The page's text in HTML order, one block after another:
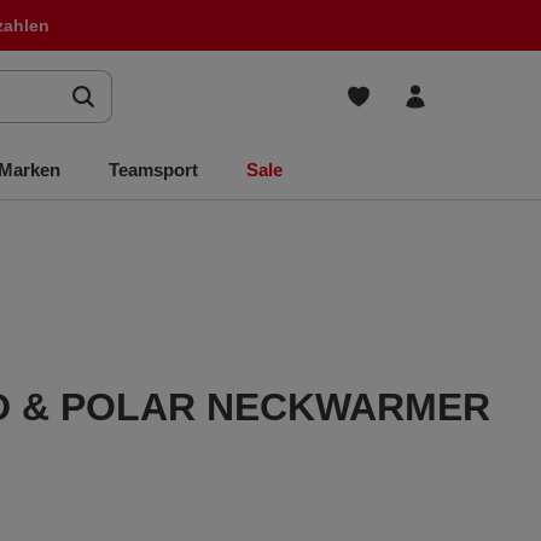
Marken Teamsport Sale
& POLAR NECKWARMER